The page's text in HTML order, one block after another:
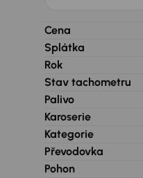
Cena
Splátka
Rok
Stav tachometru
Palivo
Karoserie
Kategorie
Převodovka
Pohon